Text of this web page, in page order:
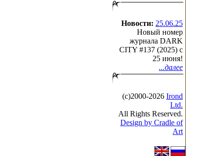
Новости: 25.06.25
Новый номер
журнала DARK
CITY #137 (2025) c
25 июня!
...далее
(с)2000-2026 Irond
Ltd.
All Rights Reserved.
Design by Cradle of
Art